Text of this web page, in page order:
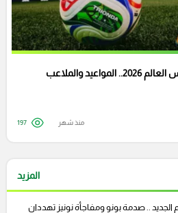
دليل مواجهات دور الـ 32 لكأس العالم 2026.. المواعيد والملاعب
منذ شهر 197
المزيد
.. صدمة بونو ومفاجأة نونيز تهددان